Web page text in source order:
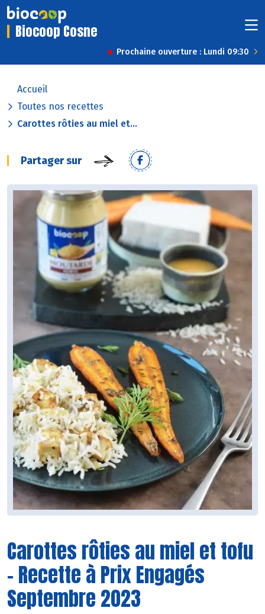
Biocoop Cosne
Prochaine ouverture : Lundi 09:30
Accueil
Toutes nos recettes
Carottes rôties au miel et...
Partager sur
Carottes rôties au miel et tofu
- Recette à Prix Engagés
Septembre 2023